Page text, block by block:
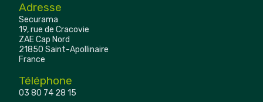
Adresse
Securama
19, rue de Cracovie
ZAE Cap Nord
21850 Saint-Apollinaire
France
Téléphone
03 80 74 28 15